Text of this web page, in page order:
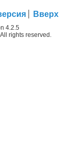
Вверх
4.2.5
rights reserved.